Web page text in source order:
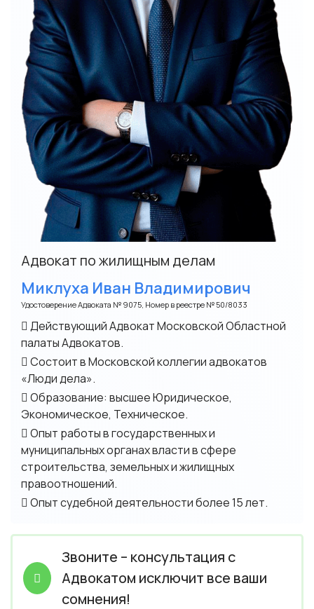
Адвокат по жилищным делам
Миклуха Иван Владимирович
Удостоверение Адвоката № 9075, Номер в реестре № 50/8033
Действующий Адвокат Московской Областной
палаты Адвокатов.
Состоит в Московской коллегии адвокатов
«Люди дела».
Образование: высшее Юридическое,
Экономическое, Техническое.
Опыт работы в государственных и
муниципальных органах власти в сфере
строительства, земельных и жилищных
правоотношений.
Опыт судебной деятельности более 15 лет.
Звоните – консультация с
Адвокатом исключит все ваши
сомнения!